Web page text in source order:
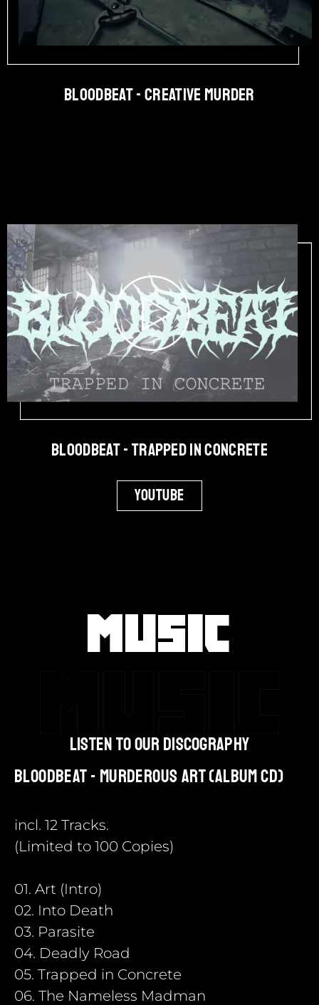
BLOODBEAT - Creative Murder
Bloodbeat - Trapped in Concrete
Youtube
Music
listen to our discography
Bloodbeat - Murderous Art (Album CD)
incl. 12 Tracks.
(Limited to 100 Copies)
01. Art (Intro)
02. Into Death
03. Parasite
04. Deadly Road
05. Trapped in Concrete
06. The Nameless Madman